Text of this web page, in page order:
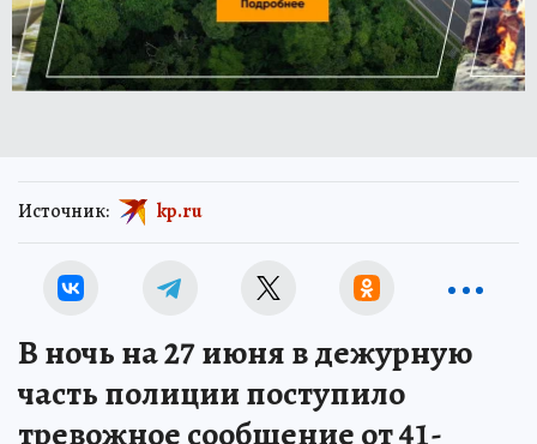
Источник: kp.ru
В ночь на 27 июня в дежурную
часть полиции поступило
тревожное сообщение от 41-